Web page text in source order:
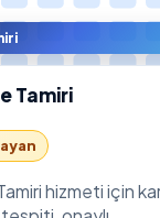
Tamiri
hizmeti için